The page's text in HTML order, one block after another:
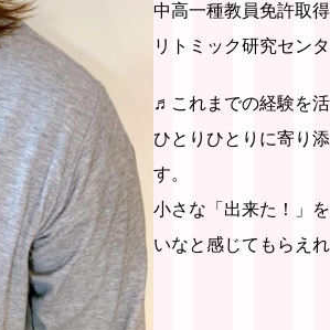
中高一種教員免許取得
リトミック研究セン
♬これまでの経験を活
ひとりひとりに寄り
す。
小さな「出来た！」
いなと感じてもらえ